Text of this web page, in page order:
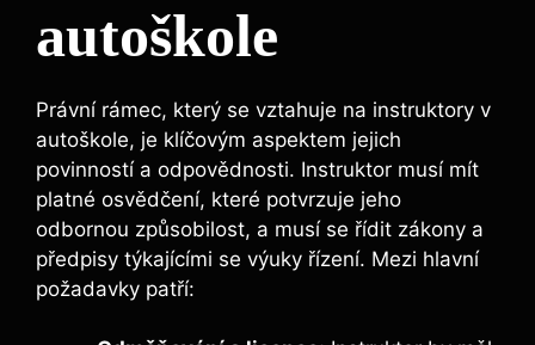
autoškole
Právní rámec, který se vztahuje na instruktory v
autoškole, je klíčovým aspektem jejich
povinností a odpovědnosti. Instruktor musí mít
platné osvědčení, které potvrzuje jeho
odbornou způsobilost, a musí se řídit zákony a
předpisy týkajícími se výuky řízení. Mezi hlavní
požadavky patří: